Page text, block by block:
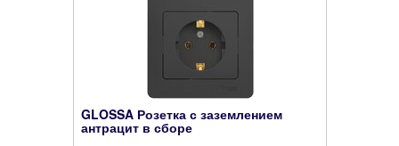
GLOSSA Розетка с заземлением
антрацит в сборе